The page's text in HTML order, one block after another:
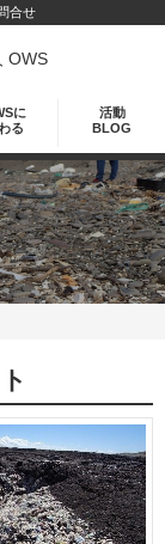
合せ
OWS
に
る
活動
BLOG